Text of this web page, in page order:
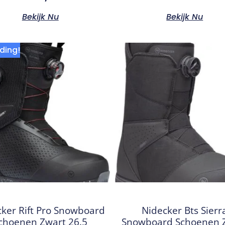
Bekijk Nu Bekijk Nu
Rift Pro Snowboard
Zwart 26.5
Nidecker Bts
Snowboard Schoenen